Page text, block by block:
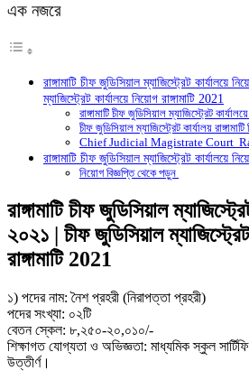
এক নজরে
রাঙ্গামাটি চীফ জুডিসিয়াল ম্যাজিস্ট্রেট কার্যালয়ে
ম্যাজিস্ট্রেট কার্যালয়ে নিয়ােগ রাঙ্গামাটি 2021
রাঙ্গামাটি চীফ জুডিসিয়াল ম্যাজিস্ট্রেট
চীফ জুডিসিয়াল ম্যাজিস্ট্রেট কার্যালয়
Chief Judicial Magistrate Court
রাঙ্গামাটি চীফ জুডিসিয়াল ম্যাজিস্ট্রেট কার্যালয়ে
নিয়ােগ বিজ্ঞপ্তি থেকে পড়ুন
রাঙ্গামাটি চীফ জুডিসিয়াল
২০২১ | চীফ জুডিসিয়াল ম্যাজিস্ট্রেট
রাঙ্গামাটি 2021
১) পদের নাম: নৈশ প্রহরী (নিরাপত্তা প্রহরী)
পদের সংখ্যা: ০২টি
বেতন স্কেল: ৮,২৫০-২০,০১০/-
শিক্ষাগত যােগ্যতা ও অভিজ্ঞতা: মাধ্যমিক স্কুল
উত্তীর্ণ।